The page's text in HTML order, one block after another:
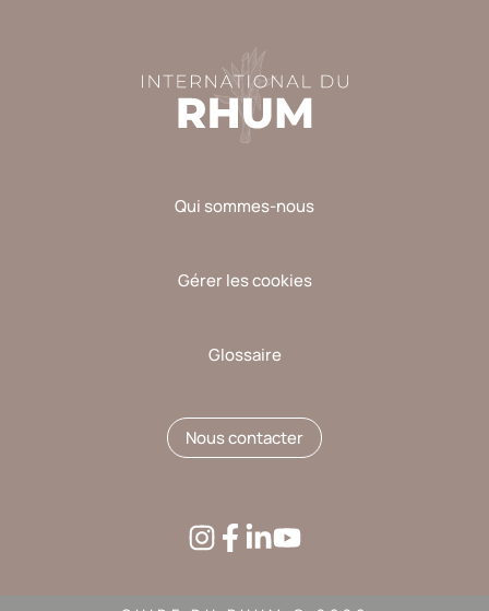
Qui sommes-nous
Gérer les cookies
Glossaire
Nous contacter